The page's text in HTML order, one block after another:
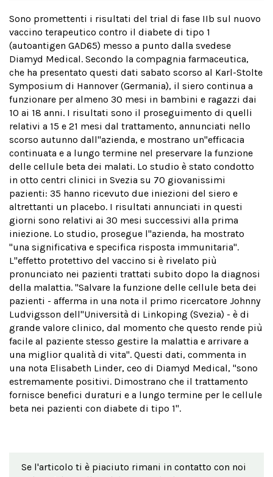
Sono promettenti i risultati del trial di fase IIb sul nuovo
vaccino terapeutico contro il diabete di tipo 1
(autoantigen GAD65) messo a punto dalla svedese
Diamyd Medical. Secondo la compagnia farmaceutica,
che ha presentato questi dati sabato scorso al Karl-Stolte
Symposium di Hannover (Germania), il siero continua a
funzionare per almeno 30 mesi in bambini e ragazzi dai
10 ai 18 anni. I risultati sono il proseguimento di quelli
relativi a 15 e 21 mesi dal trattamento, annunciati nello
scorso autunno dall''azienda, e mostrano un''efficacia
continuata e a lungo termine nel preservare la funzione
delle cellule beta dei malati. Lo studio è stato condotto
in otto centri clinici in Svezia su 70 giovanissimi
pazienti: 35 hanno ricevuto due iniezioni del siero e
altrettanti un placebo. I risultati annunciati in questi
giorni sono relativi ai 30 mesi successivi alla prima
iniezione. Lo studio, prosegue l''azienda, ha mostrato
"una significativa e specifica risposta immunitaria".
L''effetto protettivo del vaccino si è rivelato più
pronunciato nei pazienti trattati subito dopo la diagnosi
della malattia. "Salvare la funzione delle cellule beta dei
pazienti - afferma in una nota il primo ricercatore Johnny
Ludvigsson dell''Università di Linkoping (Svezia) - è di
grande valore clinico, dal momento che questo rende più
facile al paziente stesso gestire la malattia e arrivare a
una miglior qualità di vita". Questi dati, commenta in
una nota Elisabeth Linder, ceo di Diamyd Medical, "sono
estremamente positivi. Dimostrano che il trattamento
fornisce benefici duraturi e a lungo termine per le cellule
beta nei pazienti con diabete di tipo 1".
Se l'articolo ti è piaciuto rimani in contatto con noi